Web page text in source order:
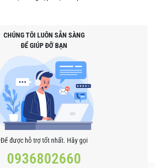
CHÚNG TÔI LUÔN SẴN SÀNG
ĐỂ GIÚP ĐỠ BẠN
Để được hỗ trợ tốt nhất. Hãy gọi
0936802660